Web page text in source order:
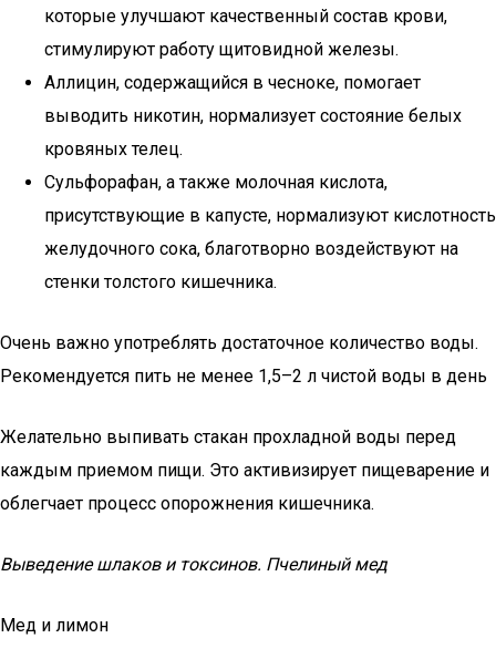
которые улучшают качественный состав крови,
стимулируют работу щитовидной железы.
Аллицин, содержащийся в чесноке, помогает
выводить никотин, нормализует состояние белых
кровяных телец.
Сульфорафан, а также молочная кислота,
присутствующие в капусте, нормализуют кислотность
желудочного сока, благотворно воздействуют на
стенки толстого кишечника.
Очень важно употреблять достаточное количество воды.
Рекомендуется пить не менее 1,5–2 л чистой воды в день
Желательно выпивать стакан прохладной воды перед
каждым приемом пищи. Это активизирует пищеварение и
облегчает процесс опорожнения кишечника.
Выведение шлаков и токсинов. Пчелиный мед
Мед и лимон